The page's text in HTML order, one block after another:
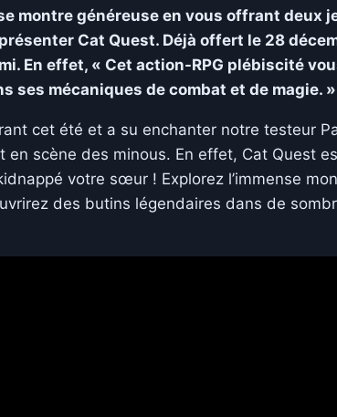
montre généreuse en vous offrant deux
Cat Quest. Déjà offert le 28
En effet, « Cet action-RPG plébiscité
ses mécaniques de combat et de magie. »
cet été et a su enchanter notre testeur
scène des minous. En effet, Cat Quest
votre sœur ! Explorez l’immense
des butins légendaires dans de